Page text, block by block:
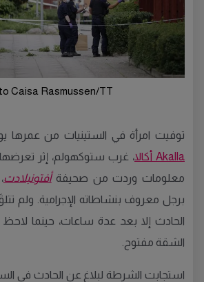
Caisa Rasmussen/TT
توفيت امرأة في الستينيات من عمرها
Akalla أكالا
، غرب ستوكهولم، إثر
معلومات وردت من صحيفةأفتونبلادت
برجل معروف بنشاطاته الإجرامية. ولم
الحادث إلا بعد عدة ساعات، حينما لاحظ
الشقة مفتوح.